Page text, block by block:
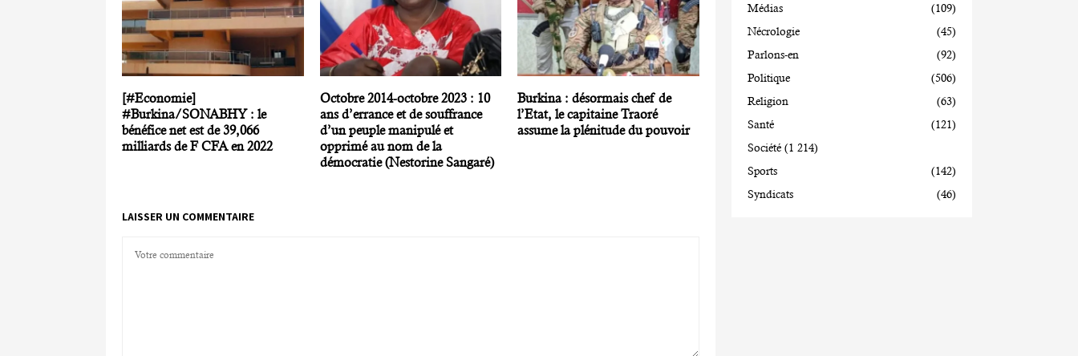
[#Economie]
#Burkina/SONABHY : le
bénéfice net est de 39,066
milliards de F CFA en 2022
Octobre 2014-octobre 2023 : 10
ans d’errance et de souffrance
d’un peuple manipulé et
opprimé au nom de la
démocratie (Nestorine Sangaré)
Burkina : désormais chef de
l’Etat, le capitaine Traoré
assume la plénitude du pouvoir
LAISSER UN COMMENTAIRE
Médias
(109)
Nécrologie
(45)
Parlons-en
(92)
Politique
(506)
Religion
(63)
Santé
(121)
Société (1 214)
Sports
(142)
Syndicats
(46)